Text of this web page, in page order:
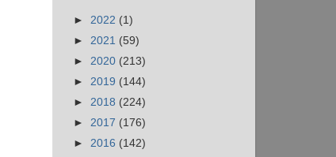
► 2022 (1)
► 2021 (59)
► 2020 (213)
► 2019 (144)
► 2018 (224)
► 2017 (176)
► 2016 (142)